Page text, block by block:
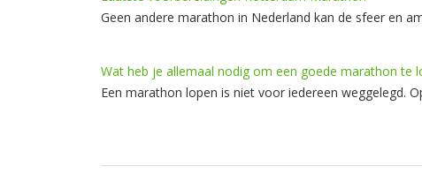
Geen andere marathon in Nederland kan de sfeer en
Wat heb je allemaal nodig om een goede marathon te
Een marathon lopen is niet voor iedereen weggelegd.